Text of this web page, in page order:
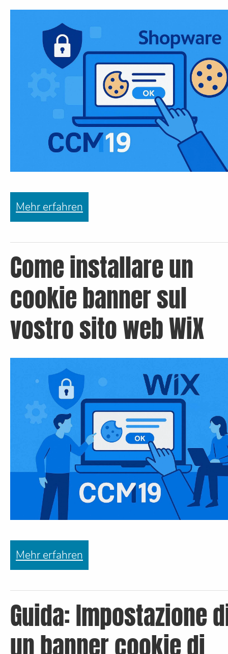
Mehr erfahren
Come installare un
cookie banner sul
vostro sito web WiX
Mehr erfahren
Guida: Impostazione